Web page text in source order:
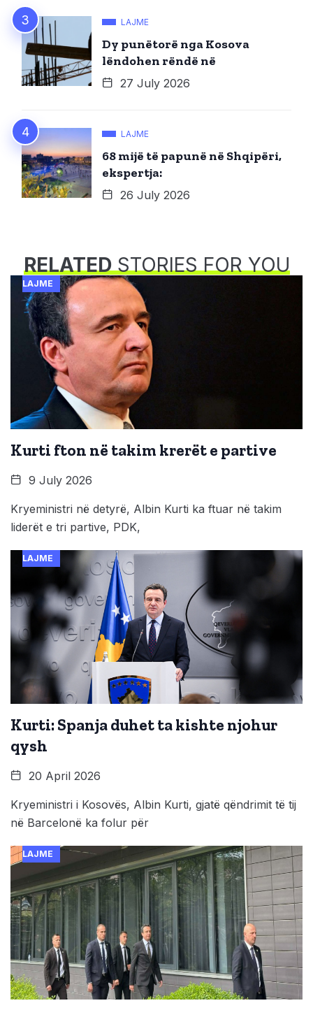
LAJME
Dy punëtorë nga Kosova
lëndohen rëndë në
27 July 2026
LAJME
68 mijë të papunë në Shqipëri,
ekspertja:
26 July 2026
RELATEDSTORIES FOR YOU
LAJME
Kurti fton në takim krerët e partive
9 July 2026
Kryeministri në detyrë, Albin Kurti ka ftuar në takim
liderët e tri partive, PDK,
LAJME
Kurti: Spanja duhet ta kishte njohur
qysh
20 April 2026
Kryeministri i Kosovës, Albin Kurti, gjatë qëndrimit të tij
në Barcelonë ka folur për
LAJME